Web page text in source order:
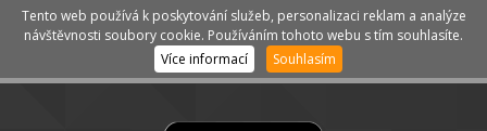
Kategorie Menu
Tento web používá k poskytování služeb, personalizaci reklam a analýze
návštěvnosti soubory cookie. Používáním tohoto webu s tím souhlasíte.
Více informací
Souhlasím